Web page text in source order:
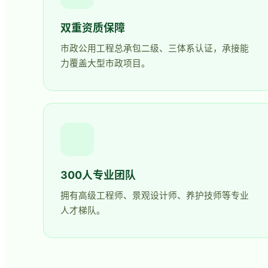
双重资质保障
市政公用工程总承包二级、三体系认证，承接能
力覆盖大型市政项目。
300人专业团队
拥有高级工程师、景观设计师、养护技师等专业
人才梯队。